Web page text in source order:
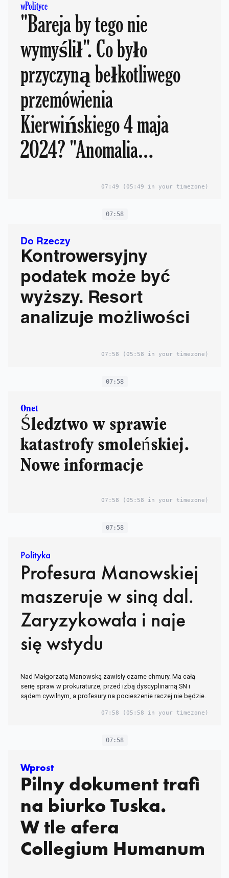
wPolityce
"Bareja by tego nie
wymyślił". Co było
przyczyną bełkotliwego
przemówienia
Kierwińskiego 4 maja
2024? "Anomalia
07:49 (05:49 in your timezone)
07:58
Do Rzeczy
Kontrowersyjny
podatek może być
wyższy. Resort
analizuje możliwości
07:58 (05:58 in your timezone)
07:58
Onet
Śledztwo w sprawie
katastrofy smoleńskiej.
Nowe informacje
07:58 (05:58 in your timezone)
07:58
Polityka
Profesura Manowskiej
maszeruje w siną dal.
Zaryzykowała i naje
się wstydu
Nad Małgorzatą Manowską zawisły czarne chmury. Ma całą
serię spraw w prokuraturze, przed izbą dyscyplinarną SN i
sądem cywilnym, a profesury na pocieszenie raczej nie będzie.
07:58 (05:58 in your timezone)
07:58
Wprost
Pilny dokument trafi
na biurko Tuska.
W tle afera
Collegium Humanum